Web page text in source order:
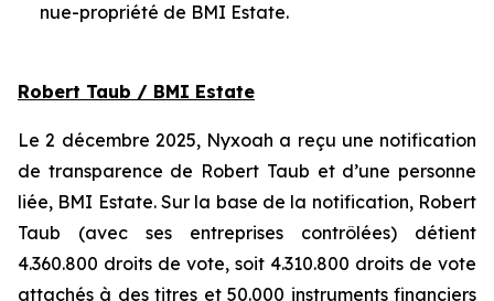
nue-propriété de BMI Estate.
Robert Taub / BMI Estate
Le 2 décembre 2025, Nyxoah a reçu une notification
de transparence de Robert Taub et d’une personne
liée, BMI Estate. Sur la base de la notification, Robert
Taub (avec ses entreprises contrôlées) détient
4.360.800 droits de vote, soit 4.310.800 droits de vote
attachés à des titres et 50.000 instruments financiers